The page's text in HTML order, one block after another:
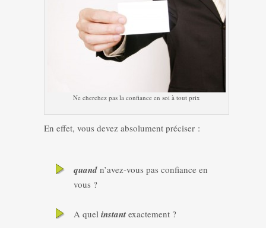
Ne cherchez pas la confiance en soi à tout prix
En effet, vous devez absolument préciser :
quand n’avez-vous pas confiance en
vous ?
A quel instant exactement ?